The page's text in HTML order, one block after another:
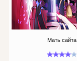
Мать сайта